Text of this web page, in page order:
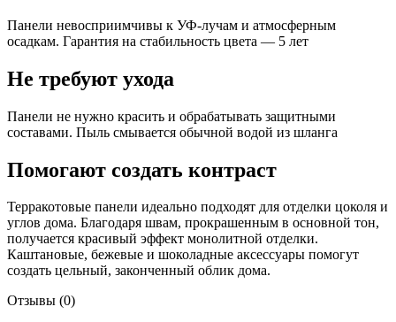
Панели невосприимчивы к УФ-лучам и атмосферным
осадкам. Гарантия на стабильность цвета — 5 лет
Не требуют ухода
Панели не нужно красить и обрабатывать защитными
составами. Пыль смывается обычной водой из шланга
Помогают создать контраст
Терракотовые панели идеально подходят для отделки цоколя и
углов дома. Благодаря швам, прокрашенным в основной тон,
получается красивый эффект монолитной отделки.
Каштановые, бежевые и шоколадные аксессуары помогут
создать цельный, законченный облик дома.
Отзывы (0)